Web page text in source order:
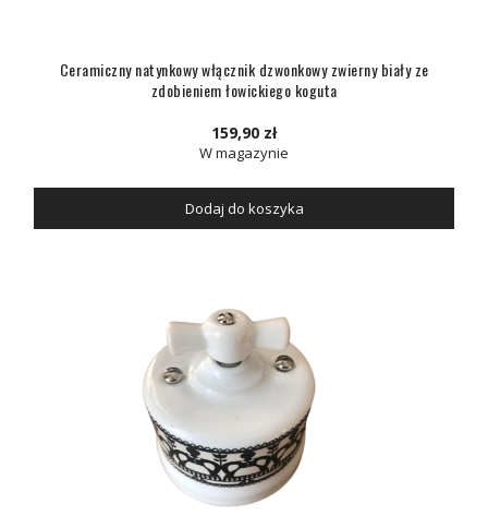
Ceramiczny natynkowy włącznik dzwonkowy zwierny biały ze
zdobieniem łowickiego koguta
159,90 zł
W magazynie
Dodaj do koszyka